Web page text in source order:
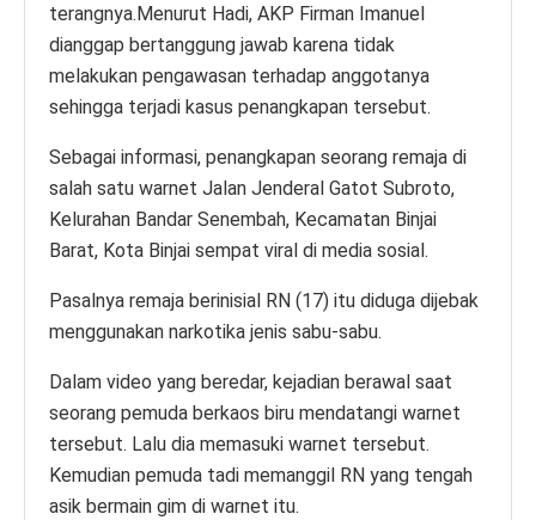
terangnya.Menurut Hadi, AKP Firman Imanuel
dianggap bertanggung jawab karena tidak
melakukan pengawasan terhadap anggotanya
sehingga terjadi kasus penangkapan tersebut.
Sebagai informasi, penangkapan seorang remaja di
salah satu warnet Jalan Jenderal Gatot Subroto,
Kelurahan Bandar Senembah, Kecamatan Binjai
Barat, Kota Binjai sempat viral di media sosial.
Pasalnya remaja berinisial RN (17) itu diduga dijebak
menggunakan narkotika jenis sabu-sabu.
Dalam video yang beredar, kejadian berawal saat
seorang pemuda berkaos biru mendatangi warnet
tersebut. Lalu dia memasuki warnet tersebut.
Kemudian pemuda tadi memanggil RN yang tengah
asik bermain gim di warnet itu.